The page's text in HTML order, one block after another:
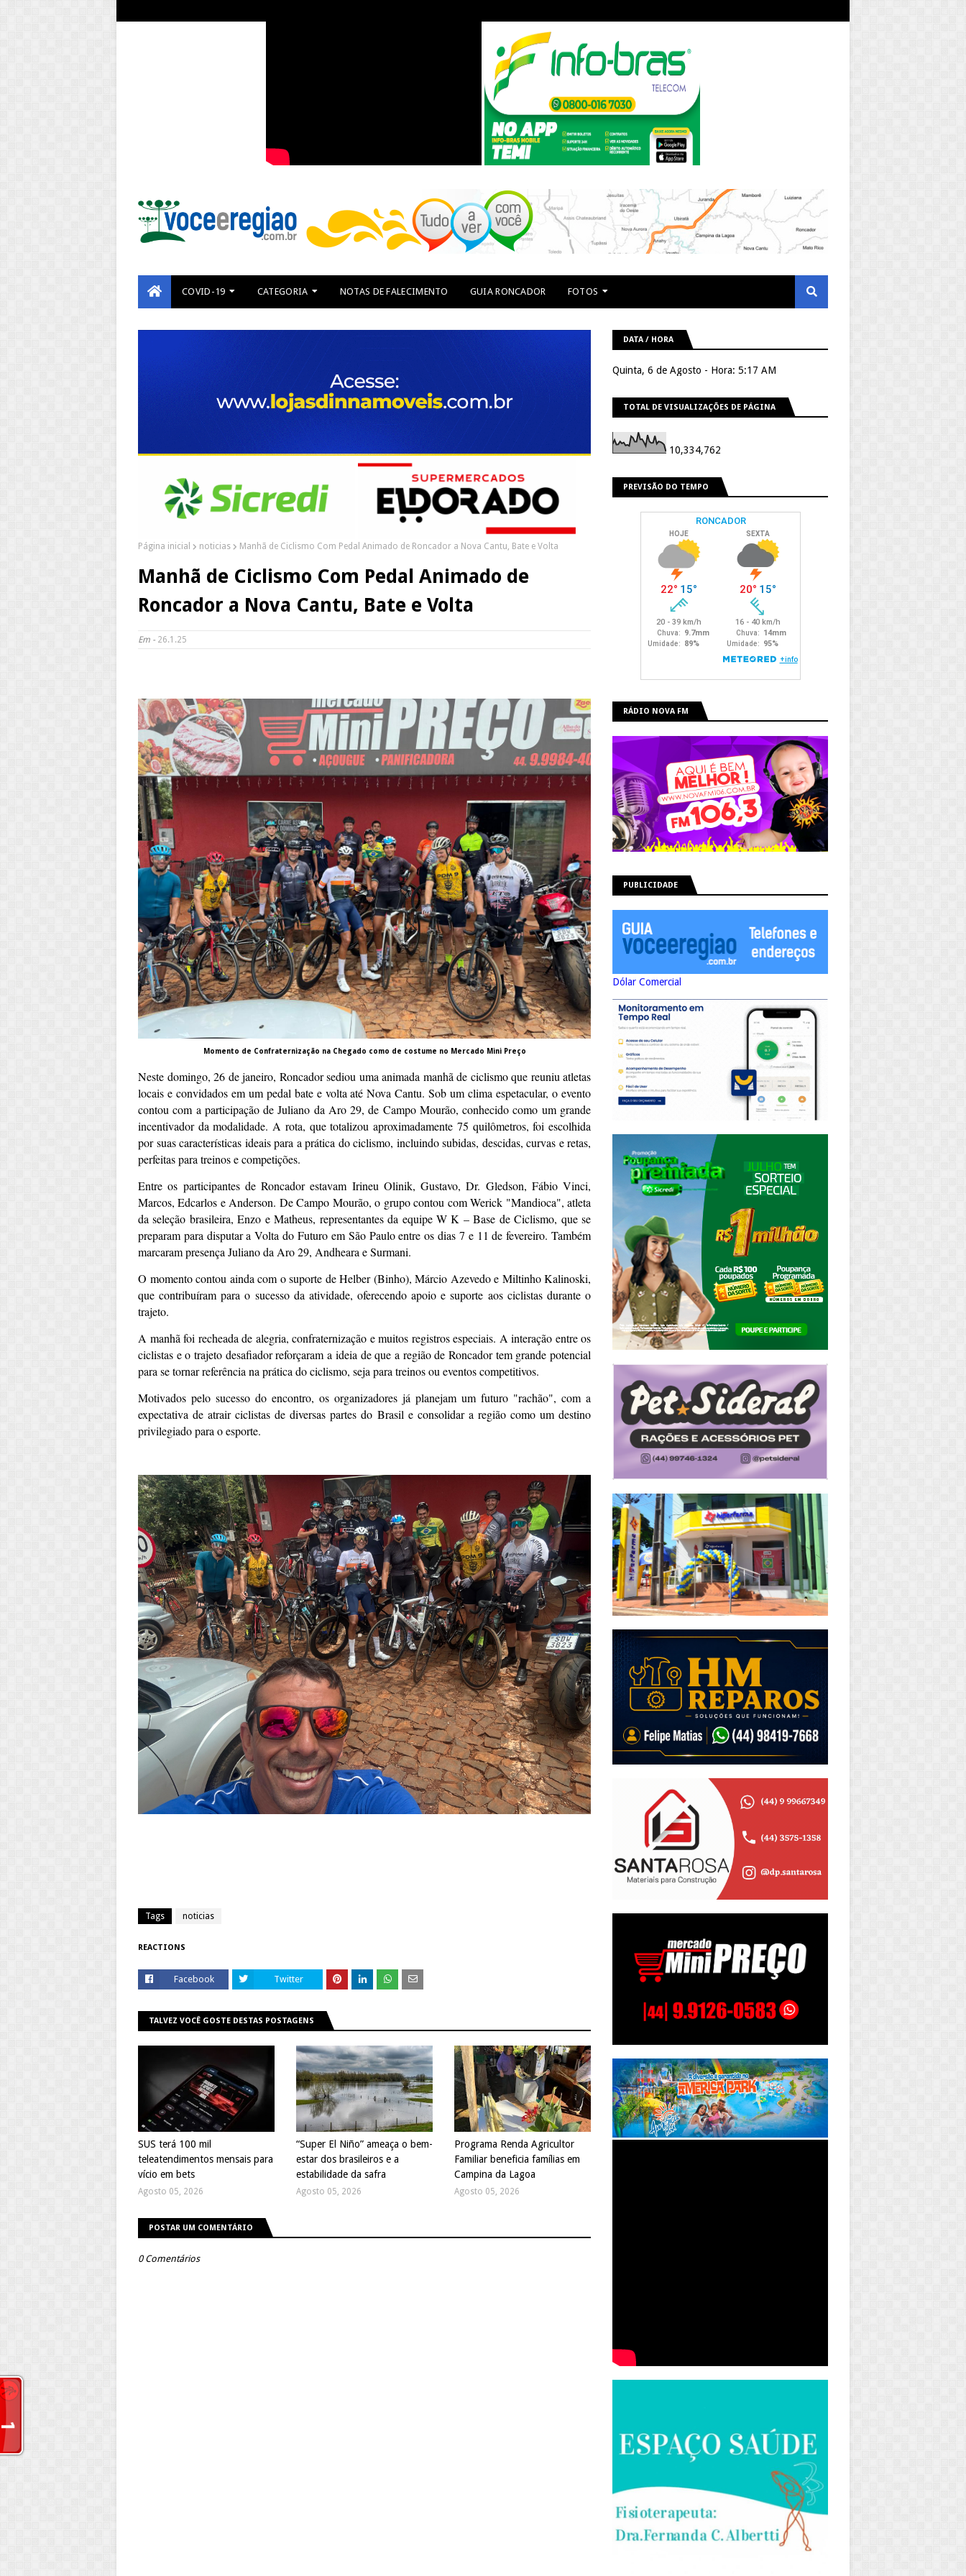
COVID-19 CATEGORIA NOTAS DE FALECIMENTO GUIA RONCADOR FOTOS
Página inicial noticias Manhã de Ciclismo Com Pedal Animado de Roncador a Nova Cantu, Bate e Volta
Manhã de Ciclismo Com Pedal Animado de
Roncador a Nova Cantu, Bate e Volta
Em - 26.1.25
Momento de Confraternização na Chegado como de costume no Mercado Mini Preço
Neste domingo, 26 de janeiro, Roncador sediou uma animada manhã de ciclismo que reuniu atletas
locais e convidados em um pedal bate e volta até Nova Cantu. Sob um clima espetacular, o evento
contou com a participação de Juliano da Aro 29, de Campo Mourão, conhecido como um grande
incentivador da modalidade. A rota, que totalizou aproximadamente 75 quilômetros, foi escolhida
por suas características ideais para a prática do ciclismo, incluindo subidas, descidas, curvas e retas,
perfeitas para treinos e competições.
Entre os participantes de Roncador estavam Irineu Olinik, Gustavo, Dr. Gledson, Fábio Vinci,
Marcos, Edcarlos e Anderson. De Campo Mourão, o grupo contou com Werick "Mandioca", atleta
da seleção brasileira, Enzo e Matheus, representantes da equipe W K – Base de Ciclismo, que se
preparam para disputar a Volta do Futuro em São Paulo entre os dias 7 e 11 de fevereiro. Também
marcaram presença Juliano da Aro 29, Andheara e Surmani.
O momento contou ainda com o suporte de Helber (Binho), Márcio Azevedo e Miltinho Kalinoski,
que contribuíram para o sucesso da atividade, oferecendo apoio e suporte aos ciclistas durante o
trajeto.
A manhã foi recheada de alegria, confraternização e muitos registros especiais. A interação entre os
ciclistas e o trajeto desafiador reforçaram a ideia de que a região de Roncador tem grande potencial
para se tornar referência na prática do ciclismo, seja para treinos ou eventos competitivos.
Motivados pelo sucesso do encontro, os organizadores já planejam um futuro "rachão", com a
expectativa de atrair ciclistas de diversas partes do Brasil e consolidar a região como um destino
privilegiado para o esporte.
Tags noticias
REACTIONS
Facebook Twitter
TALVEZ VOCÊ GOSTE DESTAS POSTAGENS
SUS terá 100 mil
teleatendimentos mensais para
vício em bets
Agosto 05, 2026
“Super El Niño” ameaça o bem-
estar dos brasileiros e a
estabilidade da safra
Agosto 05, 2026
Programa Renda Agricultor
Familiar beneficia famílias em
Campina da Lagoa
Agosto 05, 2026
POSTAR UM COMENTÁRIO
0 Comentários
DATA / HORA
Quinta, 6 de Agosto - Hora: 5:17 AM
TOTAL DE VISUALIZAÇÕES DE PÁGINA
10,334,762
PREVISÃO DO TEMPO
RÁDIO NOVA FM
PUBLICIDADE
Dólar Comercial